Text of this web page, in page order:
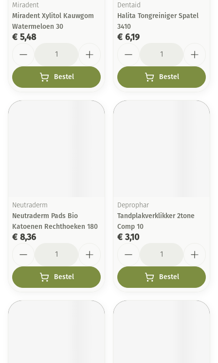
Miradent
Miradent Xylitol Kauwgom
Watermeloen 30
€ 5,48
Bestel
Dentaid
Halita Tongreiniger Spatel
3410
€ 6,19
Bestel
Neutraderm
Neutraderm Pads Bio
Katoenen Rechthoeken 180
€ 8,36
Bestel
Deprophar
Tandplakverklikker 2tone
Comp 10
€ 3,10
Bestel